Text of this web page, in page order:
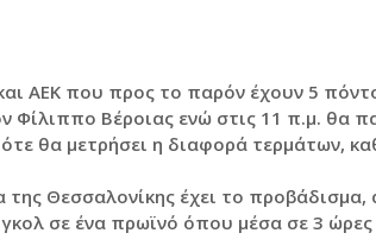
ΑΕΚ που προς το παρόν έχουν 5
Φίλιππο Βέροιας ενώ στις 11 π.μ. θα
θα μετρήσει η διαφορά τερμάτων,
Θεσσαλονίκης έχει το προβάδισμα,
σε ένα πρωϊνό όπου μέσα σε 3